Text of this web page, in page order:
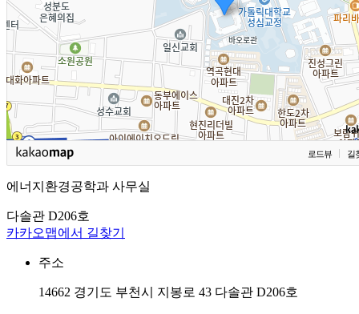
로드뷰 길
에너지환경공학과 사무실
다솔관 D206호
카카오맵에서 길찾기
주소
14662 경기도 부천시 지봉로 43 다솔관 D206호